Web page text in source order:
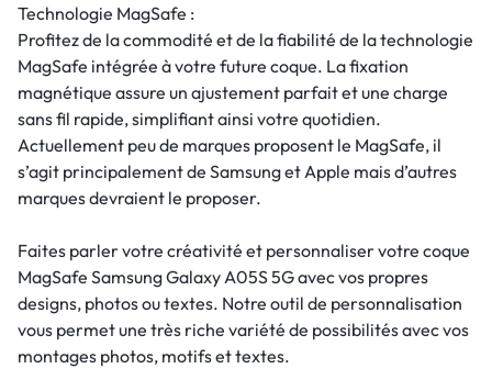
Technologie MagSafe :
Profitez de la commodité et de la fiabilité de la technologie
MagSafe intégrée à votre future coque. La fixation
magnétique assure un ajustement parfait et une charge
sans fil rapide, simplifiant ainsi votre quotidien.
Actuellement peu de marques proposent le MagSafe, il
s’agit principalement de Samsung et Apple mais d’autres
marques devraient le proposer.
Faites parler votre créativité et personnaliser votre coque
MagSafe Samsung Galaxy A05S 5G avec vos propres
designs, photos ou textes. Notre outil de personnalisation
vous permet une très riche variété de possibilités avec vos
montages photos, motifs et textes.